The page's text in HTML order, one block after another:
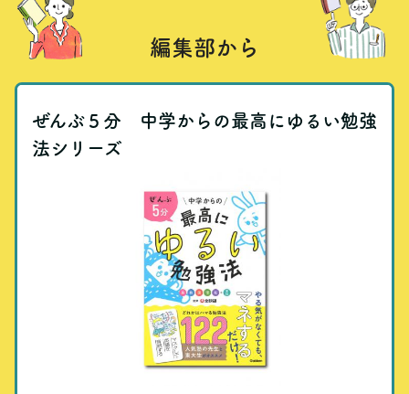
編集部から
ぜんぶ５分 中学からの最高にゆるい勉強
法シリーズ